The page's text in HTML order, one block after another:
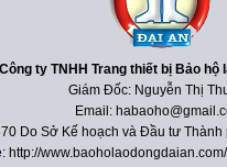
Công ty TNHH Trang thiết bị Bảo hộ
Giám Đốc: Nguyễn Thị
Email:
Do Sở Kế hoạch và Đầu tư
http://